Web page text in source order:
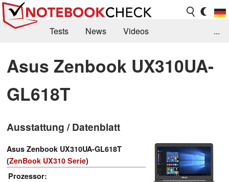
Tests News
Videos
Kaufberatung
Deals Suche
Jobs
Forum
...
Asus Zenbook UX310UA-
GL618T
Ausstattung / Datenblatt
Asus Zenbook UX310UA-GL618T
(ZenBook UX310 Serie)
Prozessor